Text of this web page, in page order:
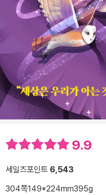
9.9
세일즈포인트 6,543
304쪽149*224mm395g